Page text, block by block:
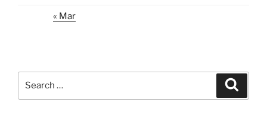
« Mar